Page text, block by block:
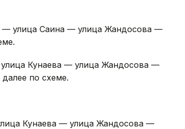
— улица Саина — улица Жандосова —
Кунаева — улица Жандосова —
по схеме.
Кунаева — улица Жандосова —